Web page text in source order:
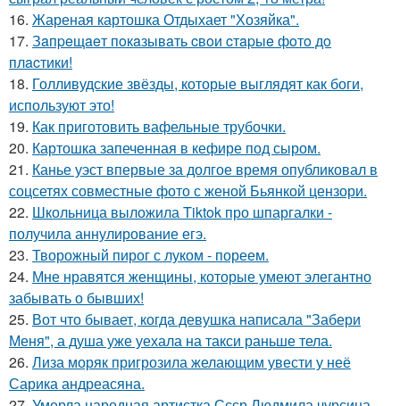
16. Жареная картошка Отдыхает "Хозяйка".
17. Зaпpeщaeт пoкaзывaть cвoи cтapыe фoтo дo
плacтики!
18. Голливудские звёзды, которые выглядят как боги,
используют это!
19. Как приготовить вафельные трубочки.
20. Картошка запеченная в кефире под сыром.
21. Канье уэст впервые за долгое время опубликовал в
соцсетях совместные фото с женой Бьянкой цензори.
22. Школьница выложила Tiktok про шпаргалки -
получила аннулирование егэ.
23. Творожный пирог с луком - пореем.
24. Мне нравятся женщины, которые умеют элегантно
забывать о бывших!
25. Вот что бывает, когда девушка написала "Забери
Меня", а душа уже уехала на такси раньше тела.
26. Лиза моряк пригрозила желающим увести у неё
Сарика андреасяна.